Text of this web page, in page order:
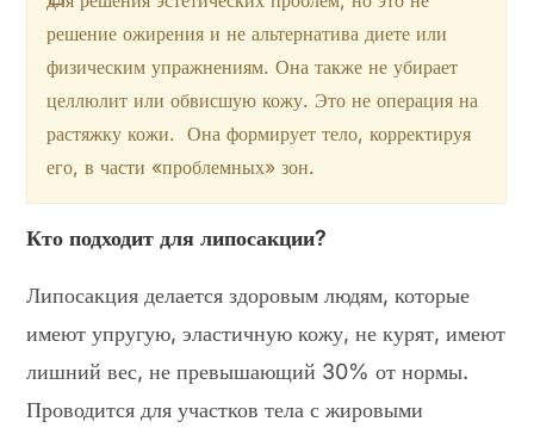
решение ожирения и не альтернатива диете или
физическим упражнениям. Она также не убирает
целлюлит или обвисшую кожу. Это не операция на
растяжку кожи. Она формирует тело, корректируя
его, в части «проблемных» зон.
Кто подходит для липосакции?
Липосакция делается здоровым людям, которые
имеют упругую, эластичную кожу, не курят, имеют
лишний вес, не превышающий 30% от нормы.
Проводится для участков тела с жировыми